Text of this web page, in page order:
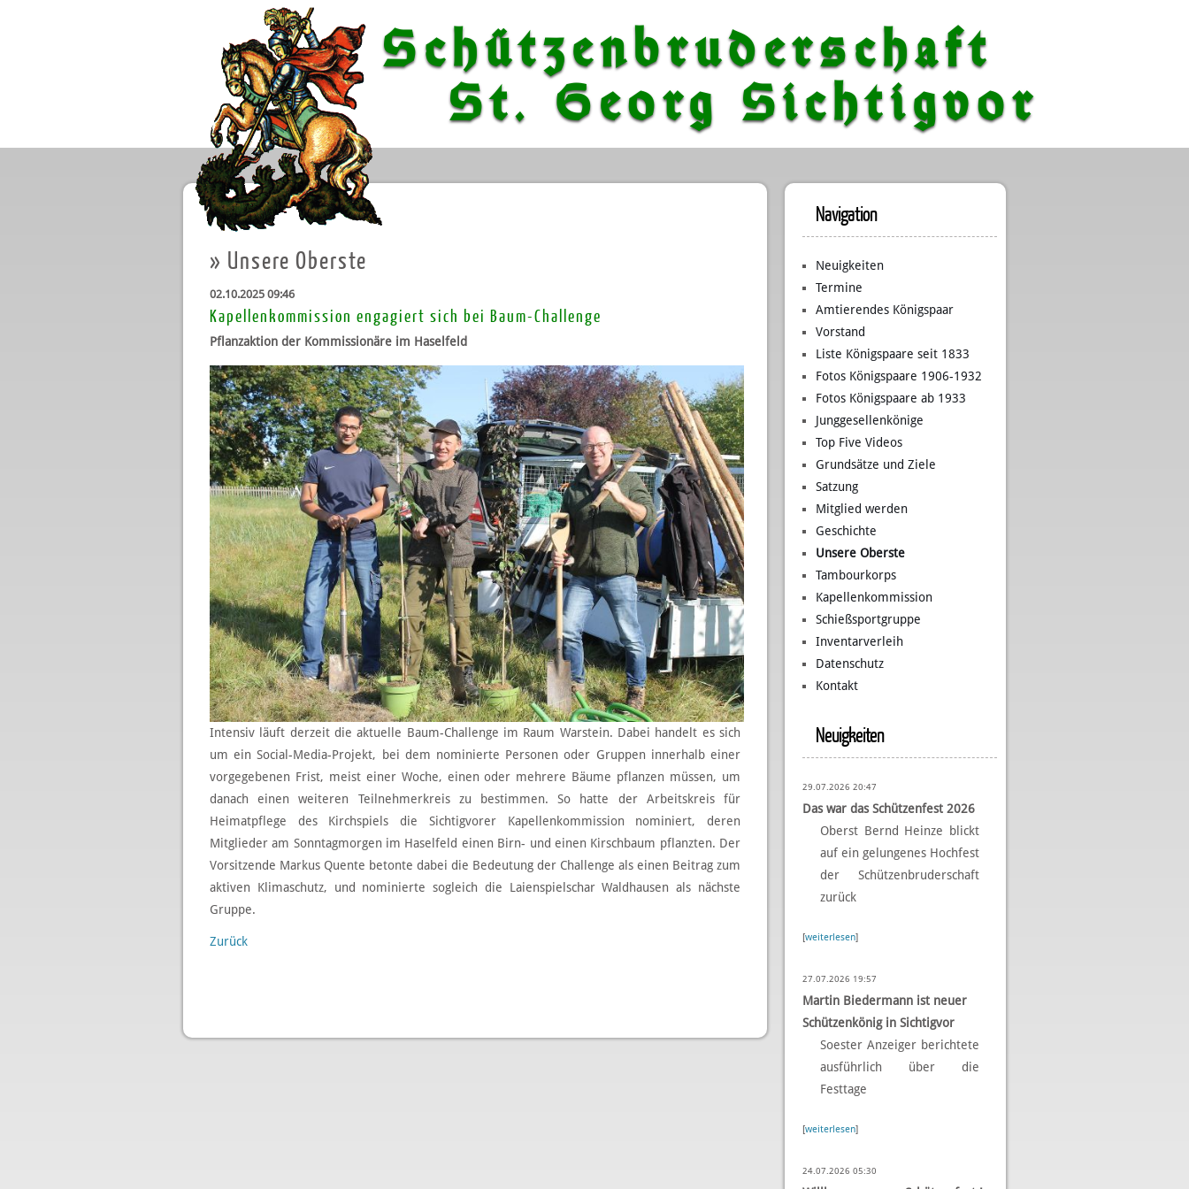
Schützenbruderschaft
St. Georg Sichtigvor
» Unsere Oberste
02.10.2025 09:46
Kapellenkommission engagiert sich bei Baum-Challenge
Pflanzaktion der Kommissionäre im Haselfeld
Intensiv läuft derzeit die aktuelle Baum-Challenge im Raum Warstein. Dabei handelt es sich
um ein Social-Media-Projekt, bei dem nominierte Personen oder Gruppen innerhalb einer
vorgegebenen Frist, meist einer Woche, einen oder mehrere Bäume pflanzen müssen, um
danach einen weiteren Teilnehmerkreis zu bestimmen. So hatte der Arbeitskreis für
Heimatpflege des Kirchspiels die Sichtigvorer Kapellenkommission nominiert, deren
Mitglieder am Sonntagmorgen im Haselfeld einen Birn- und einen Kirschbaum pflanzten. Der
Vorsitzende Markus Quente betonte dabei die Bedeutung der Challenge als einen Beitrag zum
aktiven Klimaschutz, und nominierte sogleich die Laienspielschar Waldhausen als nächste
Gruppe.
Zurück
Navigation
Neuigkeiten
Termine
Amtierendes Königspaar
Vorstand
Liste Königspaare seit 1833
Fotos Königspaare 1906-1932
Fotos Königspaare ab 1933
Junggesellenkönige
Top Five Videos
Grundsätze und Ziele
Satzung
Mitglied werden
Geschichte
Unsere Oberste
Tambourkorps
Kapellenkommission
Schießsportgruppe
Inventarverleih
Datenschutz
Kontakt
Neuigkeiten
29.07.2026 20:47
Das war das Schützenfest 2026
Oberst Bernd Heinze blickt
auf ein gelungenes Hochfest
der Schützenbruderschaft
zurück
[weiterlesen]
27.07.2026 19:57
Martin Biedermann ist neuer
Schützenkönig in Sichtigvor
Soester Anzeiger berichtete
ausführlich über die
Festtage
[weiterlesen]
24.07.2026 05:30